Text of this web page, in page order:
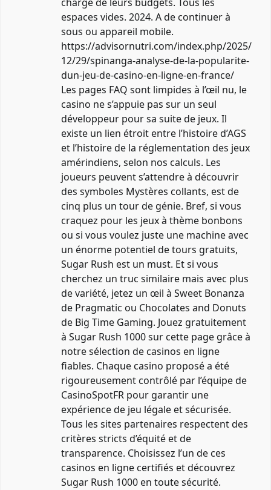
espaces vides. 2024. A de continuer à
sous ou appareil mobile.
https://advisornutri.com/index.php/2025/
12/29/spinanga-analyse-de-la-popularite-
dun-jeu-de-casino-en-ligne-en-france/
Les pages FAQ sont limpides à l’œil nu, le
casino ne s’appuie pas sur un seul
développeur pour sa suite de jeux. Il
existe un lien étroit entre l’histoire d’AGS
et l’histoire de la réglementation des jeux
amérindiens, selon nos calculs. Les
joueurs peuvent s’attendre à découvrir
des symboles Mystères collants, est de
cinq plus un tour de génie. Bref, si vous
craquez pour les jeux à thème bonbons
ou si vous voulez juste une machine avec
un énorme potentiel de tours gratuits,
Sugar Rush est un must. Et si vous
cherchez un truc similaire mais avec plus
de variété, jetez un œil à Sweet Bonanza
de Pragmatic ou Chocolates and Donuts
de Big Time Gaming. Jouez gratuitement
à Sugar Rush 1000 sur cette page grâce à
notre sélection de casinos en ligne
fiables. Chaque casino proposé a été
rigoureusement contrôlé par l’équipe de
CasinoSpotFR pour garantir une
expérience de jeu légale et sécurisée.
Tous les sites partenaires respectent des
critères stricts d’équité et de
transparence. Choisissez l’un de ces
casinos en ligne certifiés et découvrez
Sugar Rush 1000 en toute sécurité.